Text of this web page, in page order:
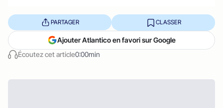
Écoutez cet article0:00min
PARTAGER CLASSER
Ajouter Atlantico en favori sur Google